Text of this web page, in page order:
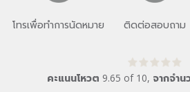
โทรเพื่อทำการนัดหมาย ติดต่อสอบถาม
คะแนนโหวต 9.65 of 10, จากจำ